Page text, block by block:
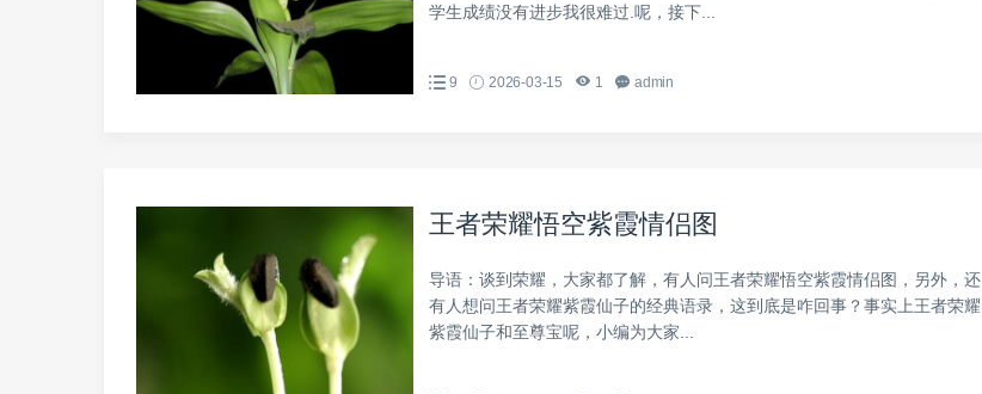
学生成绩没有进步我很难过.呢，接下...
9 2026-03-15 1 admin
王者荣耀悟空紫霞情侣图
导语：谈到荣耀，大家都了解，有人问王者荣耀悟空紫霞情侣图，另外，还
有人想问王者荣耀紫霞仙子的经典语录，这到底是咋回事？事实上王者荣耀
紫霞仙子和至尊宝呢，小编为大家...